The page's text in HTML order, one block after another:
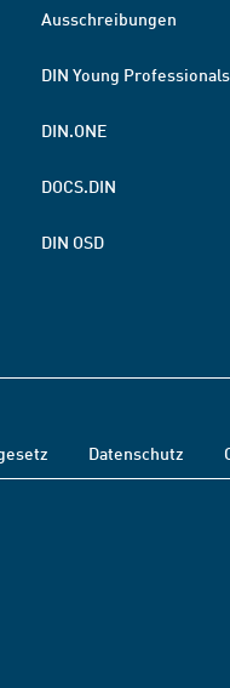
Ausschreibungen
DIN Young Professionals
DIN.ONE
DOCS.DIN
DIN OSD
Datenschutz